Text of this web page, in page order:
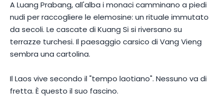
A Luang Prabang, all'alba i monaci camminano a piedi
nudi per raccogliere le elemosine: un rituale immutato
da secoli. Le cascate di Kuang Si si riversano su
terrazze turchesi. Il paesaggio carsico di Vang Vieng
sembra una cartolina.
Il Laos vive secondo il "tempo laotiano". Nessuno va di
fretta. È questo il suo fascino.